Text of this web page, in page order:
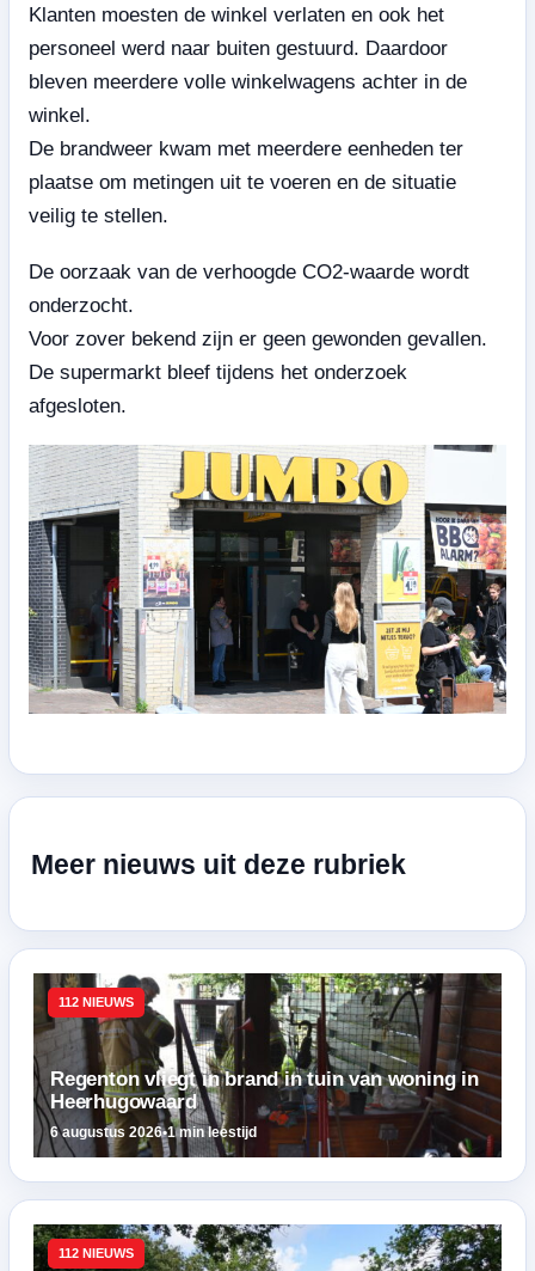
Klanten moesten de winkel verlaten en ook het
personeel werd naar buiten gestuurd. Daardoor
bleven meerdere volle winkelwagens achter in de
winkel.
De brandweer kwam met meerdere eenheden ter
plaatse om metingen uit te voeren en de situatie
veilig te stellen.
De oorzaak van de verhoogde CO2-waarde wordt
onderzocht.
Voor zover bekend zijn er geen gewonden gevallen.
De supermarkt bleef tijdens het onderzoek
afgesloten.
Meer nieuws uit deze rubriek
112 NIEUWS
Regenton vliegt in brand in tuin van woning in
Heerhugowaard
6 augustus 2026•1 min leestijd
112 NIEUWS